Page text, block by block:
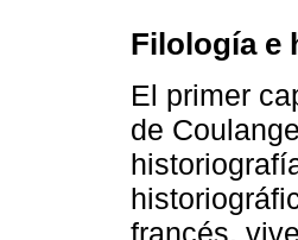
Filología e
El primer
de
francés,